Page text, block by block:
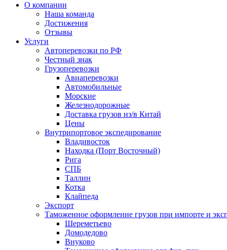
О компании
Наша команда
Достижения
Отзывы
Услуги
Автоперевозки по РФ
Честный знак
Грузоперевозки
Авиаперевозки
Автомобильные
Морские
Железнодорожные
Доставка грузов из/в Китай
Цены
Внутрипортовое экспедирование
Владивосток
Находка (Порт Восточный)
Рига
СПБ
Таллин
Котка
Клайпеда
Экспорт
Таможенное оформление грузов при импорте и
Шереметьево
Домодедово
Внуково